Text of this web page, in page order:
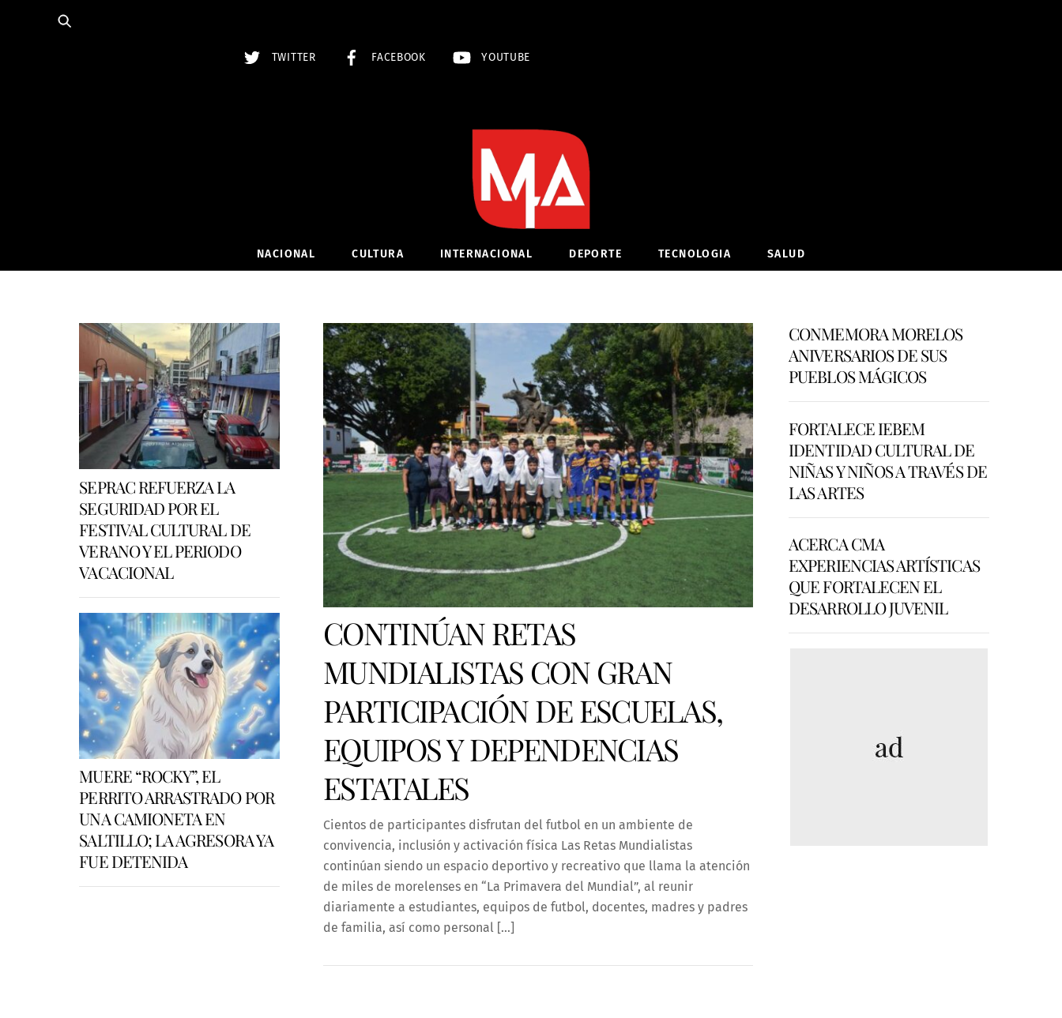
TWITTER FACEBOOK YOUTUBE
NACIONAL CULTURA INTERNACIONAL DEPORTE TECNOLOGIA SALUD
SEPRAC REFUERZA LA
SEGURIDAD POR EL
FESTIVAL CULTURAL DE
VERANO Y EL PERIODO
VACACIONAL
MUERE “ROCKY”, EL
PERRITO ARRASTRADO POR
UNA CAMIONETA EN
SALTILLO; LA AGRESORA YA
FUE DETENIDA
CONTINÚAN RETAS
MUNDIALISTAS CON GRAN
PARTICIPACIÓN DE ESCUELAS,
EQUIPOS Y DEPENDENCIAS
ESTATALES
Cientos de participantes disfrutan del futbol en un ambiente de
convivencia, inclusión y activación física Las Retas Mundialistas
continúan siendo un espacio deportivo y recreativo que llama la atención
de miles de morelenses en “La Primavera del Mundial”, al reunir
diariamente a estudiantes, equipos de futbol, docentes, madres y padres
de familia, así como personal […]
CONMEMORA MORELOS
ANIVERSARIOS DE SUS
PUEBLOS MÁGICOS
FORTALECE IEBEM
IDENTIDAD CULTURAL DE
NIÑAS Y NIÑOS A TRAVÉS DE
LAS ARTES
ACERCA CMA
EXPERIENCIAS ARTÍSTICAS
QUE FORTALECEN EL
DESARROLLO JUVENIL